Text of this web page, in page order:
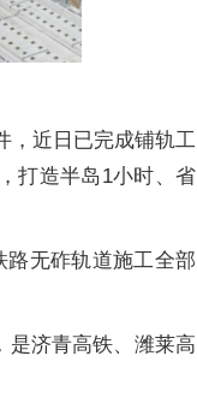
，近日已完成铺轨工
打造半岛1小时、省
无砟轨道施工全部
是济青高铁、潍莱高